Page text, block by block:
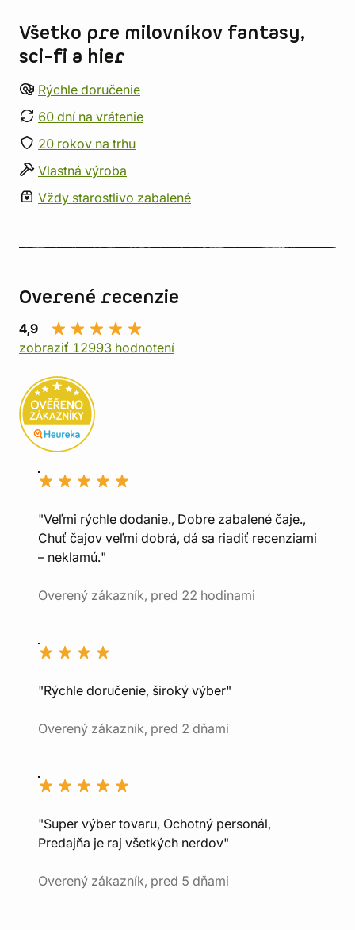
Všetko pre milovníkov fantasy,
sci-fi a hier
Rýchle doručenie
60 dní na vrátenie
20 rokov na trhu
Vlastná výroba
Vždy starostlivo zabalené
Overené recenzie
4,9
zobraziť 12993 hodnotení
"Veľmi rýchle dodanie., Dobre zabalené čaje.,
Chuť čajov veľmi dobrá, dá sa riadiť recenziami
– neklamú."
Overený zákazník, pred 22 hodinami
"Rýchle doručenie, široký výber"
Overený zákazník, pred 2 dňami
"Super výber tovaru, Ochotný personál,
Predajňa je raj všetkých nerdov"
Overený zákazník, pred 5 dňami